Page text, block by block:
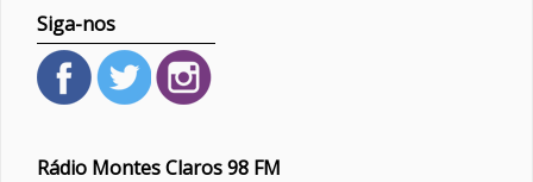
Siga-nos
Rádio Montes Claros 98 FM